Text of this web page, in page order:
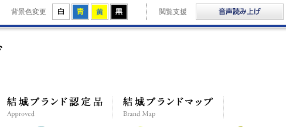
結城ブランドとは 結城ブランド認定品
背景色変更 白 青 黄 閲覧支援